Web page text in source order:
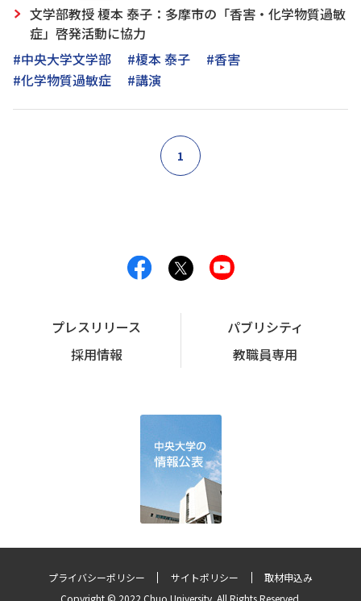
文学部教授 榎本 泰子：多摩市の「香害・化学物質過敏
症」啓発活動に協力
#中央大学文学部
#榎本 泰子
#香害
#化学物質過敏症
#講演
1
プレスリリース
パブリシティ
採用情報
教職員専用
プライバシーポリシー サイトポリシー
取材申込み
Copyright © 2022 Chuo University. All Rights Reserved.